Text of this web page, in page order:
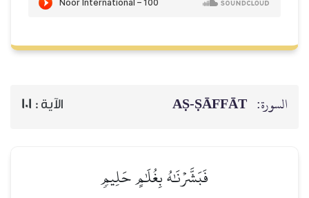
السورة: AṢ-ṢĀFFĀT الآية : 101
فَبَشَّرۡنَٰهُ بِغُلَٰمٍ حَلِيمٖ